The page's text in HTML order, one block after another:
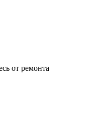
от ремонта